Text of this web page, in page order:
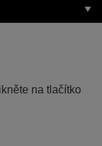
na tlačítko